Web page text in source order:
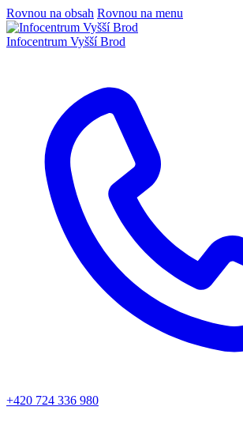
Rovnou na obsah Rovnou na menu
Infocentrum Vyšší Brod
+420 724 336 980